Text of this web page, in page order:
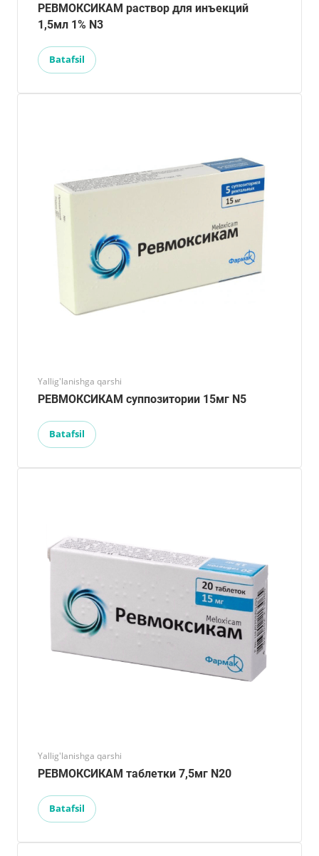
РЕВМОКСИКАМ раствор для инъекций
1,5мл 1% N3
Batafsil
Yallig'lanishga qarshi
РЕВМОКСИКАМ суппозитории 15мг N5
Batafsil
Yallig'lanishga qarshi
РЕВМОКСИКАМ таблетки 7,5мг N20
Batafsil